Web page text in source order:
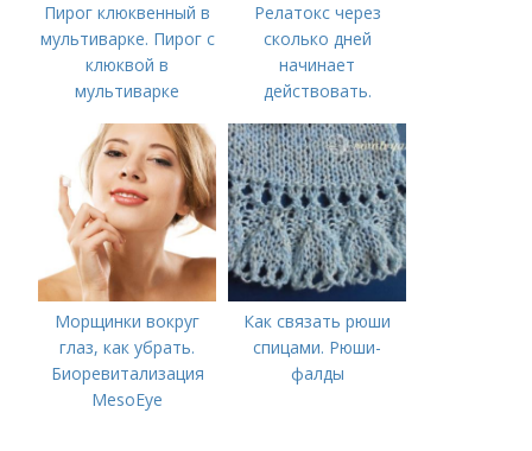
Пирог клюквенный в
мультиварке. Пирог с
клюквой в
мультиварке
Релатокс через
сколько дней
начинает
действовать.
«Ботоксом»
Морщинки вокруг
глаз, как убрать.
Биоревитализация
MesoEye
Как связать рюши
спицами. Рюши-
фалды